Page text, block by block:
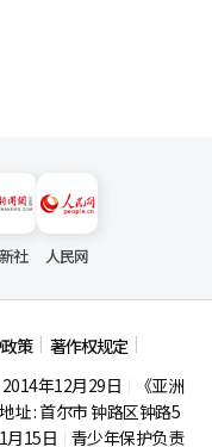
社 人民网
策 著作权规定
年12月29日
《亚洲
地址 : 首尔市钟路区钟路5
月15日 青少年保护负责